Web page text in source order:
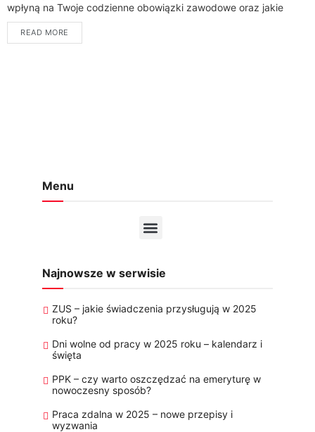
wpłyną na Twoje codzienne obowiązki zawodowe oraz jakie
prawa i możliwości oferują pracownicy.Kluczową zmianą...
READ MORE
Menu
Najnowsze w serwisie
ZUS – jakie świadczenia przysługują w 2025
roku?
Dni wolne od pracy w 2025 roku – kalendarz i
święta
PPK – czy warto oszczędzać na emeryturę w
nowoczesny sposób?
Praca zdalna w 2025 – nowe przepisy i
wyzwania